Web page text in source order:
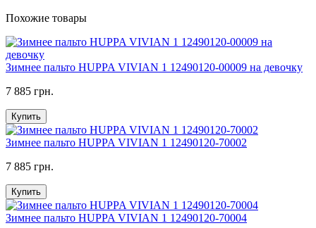
Похожие товары
Зимнее пальто HUPPA VIVIAN 1 12490120-00009 на девочку
7 885 грн.
Купить
Зимнее пальто HUPPA VIVIAN 1 12490120-70002
7 885 грн.
Купить
Зимнее пальто HUPPA VIVIAN 1 12490120-70004